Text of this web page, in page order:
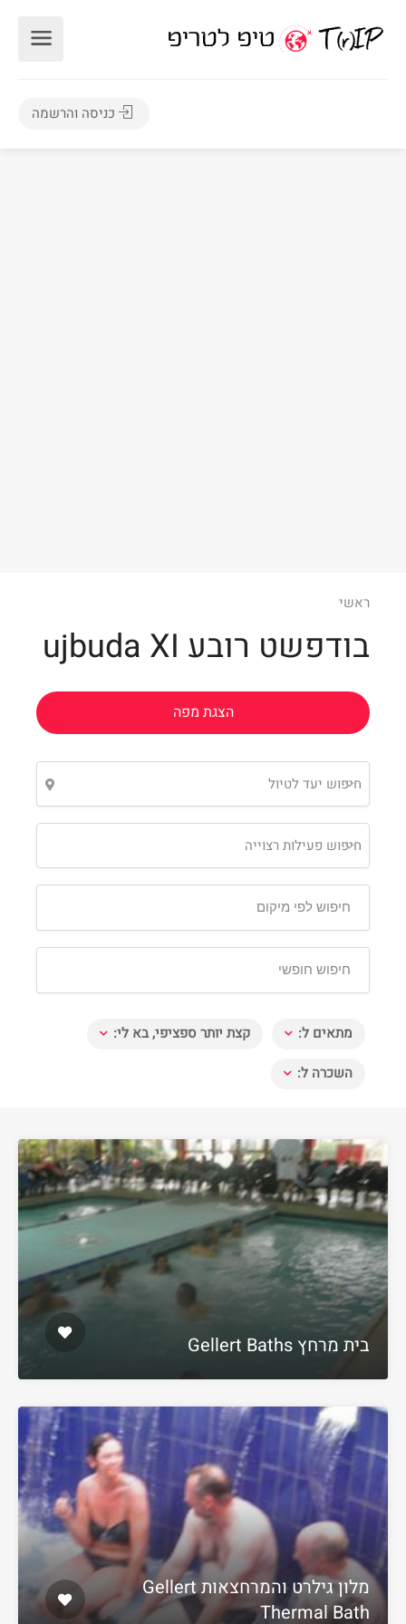
כניסה והרשמה
ראשי
בודפשט רובע ujbuda XI
הצגת מפה
חיפוש יעד לטיול
חיפוש פעילות רצוייה
מתאים ל:
קצת יותר ספציפי, בא לי:
השכרה ל:
בית מרחץ Gellert Baths
מלון גילרט והמרחצאות Gellert
Thermal Bath